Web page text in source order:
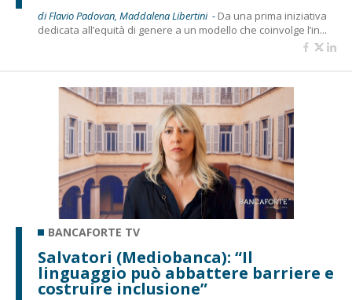
di Flavio Padovan, Maddalena Libertini - Da una prima iniziativa
dedicata all’equità di genere a un modello che coinvolge l’in...
BANCAFORTE TV
Salvatori (Mediobanca): “Il
linguaggio può abbattere barriere e
costruire inclusione”